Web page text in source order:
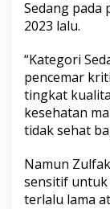
Sedang pada
2023 lalu.
“Kategori
pencemar
tingkat
kesehatan
tidak sehat
Namun
sensitif
terlalu lama